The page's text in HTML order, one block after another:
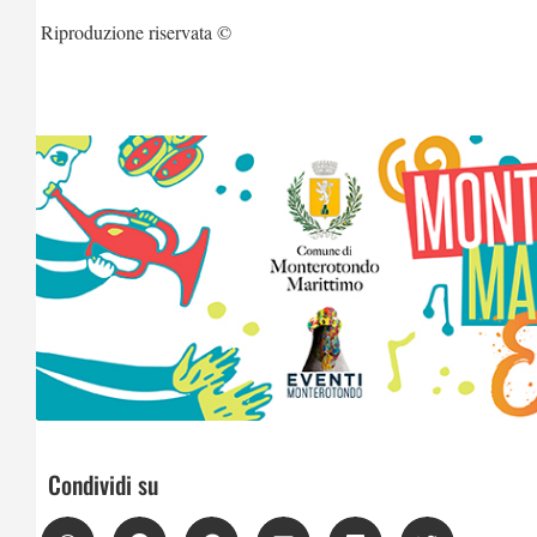
Riproduzione riservata ©
Condividi su